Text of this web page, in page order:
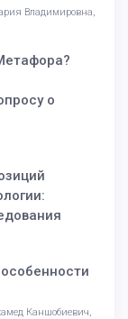
Владимировна,
о
Каншобиевич,